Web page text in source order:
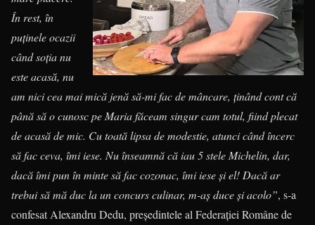
În rest, în
puținele ocazii
când soția nu
este acasă, nu
am nici cea mai mică jenă să-mi fac de mâncare, ținând cont că
până să o cunosc pe Maria făceam singur cam totul, fiind plecat
de acasă de mic. Cu toată lipsa de modestie, atunci când încerc
să fac ceva, îmi iese. Nu înseamnă că iau 5 stele Michelin, dar,
dacă îmi pun în minte să fac cozonac, îmi iese și el! Dacă ar
trebui să mă duc la un concurs culinar, m-aș duce și acolo”, s-a
confesat Alexandru Dedu, președintele al Federației Române de